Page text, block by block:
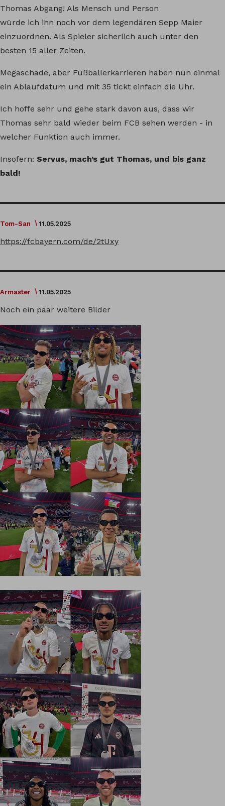
Thomas Abgang! Als Mensch und Person
würde ich ihn noch vor dem legendären Sepp Maier
einzuordnen. Als Spieler sicherlich auch unter den
besten 15 aller Zeiten.
Megaschade, aber Fußballerkarrieren haben nun einmal
ein Ablaufdatum und mit 35 tickt einfach die Uhr.
Ich hoffe sehr und gehe stark davon aus, dass wir
Thomas sehr bald wieder beim FCB sehen werden - in
welcher Funktion auch immer.
Insofern: Servus, mach’s gut Thomas, und bis ganz
bald!
Tom-San 11.05.2025
https://fcbayern.com/de/2tUxy
Armaster 11.05.2025
Noch ein paar weitere Bilder